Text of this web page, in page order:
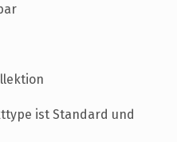
ist Standard und